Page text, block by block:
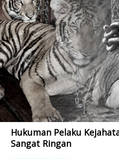
Hukuman Pelaku
Sangat Ringan